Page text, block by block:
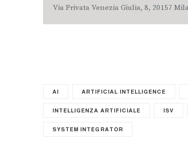
Via Privata Venezia Giulia, 8, 20157
AI ARTIFICIAL INTELLIGENCE
INTELLIGENZA ARTIFICIALE ISV
SYSTEM INTEGRATOR